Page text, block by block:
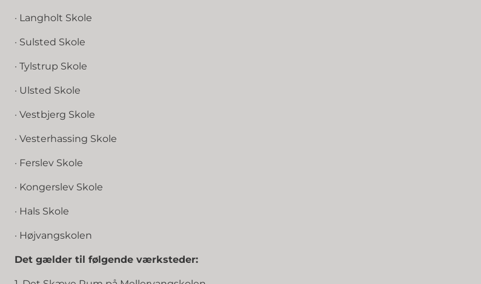
· Langholt Skole
· Sulsted Skole
· Tylstrup Skole
· Ulsted Skole
· Vestbjerg Skole
· Vesterhassing Skole
· Ferslev Skole
· Kongerslev Skole
· Hals Skole
· Højvangskolen
Det gælder til følgende værksteder: